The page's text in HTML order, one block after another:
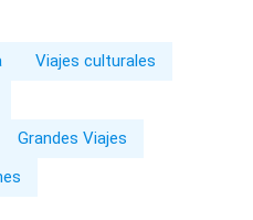
Viajes culturales
Grandes Viajes